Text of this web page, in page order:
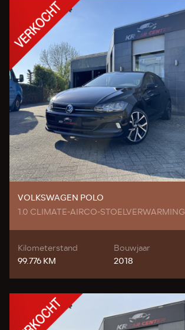
VOLKSWAGEN POLO
1.0 CLIMATE-AIRCO-STOELVERWARMING
Kilometerstand
99.776 KM
Bouwjaar
2018